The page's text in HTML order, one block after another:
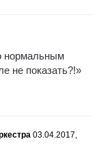
нормальным
не показать?!»
03.04.2017,